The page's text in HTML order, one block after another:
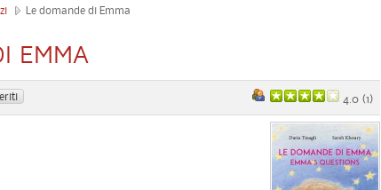
Le domande di Emma
EMMA
4.0 (1)